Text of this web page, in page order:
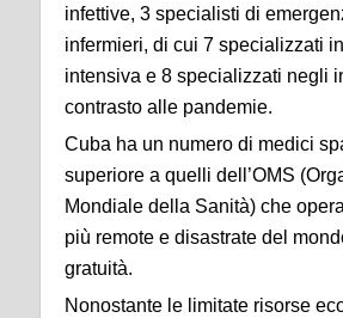
infettive, 3 specialisti di
infermieri, di cui 7 specializzati
intensiva e 8 specializzati negli
contrasto alle pandemie.
Cuba ha un numero di medici
superiore a quelli dell’OMS
Mondiale della Sanità) che
più remote e disastrate del
gratuità.
Nonostante le limitate risorse